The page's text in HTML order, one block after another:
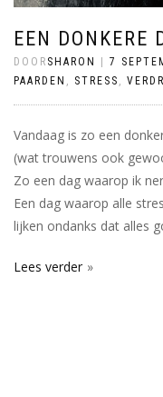
EEN DONKERE
DOOR SHARON | 7
PAARDEN
STRESS
Vandaag is zo een
(wat trouwens ook
Zo een dag waarop ik
Een dag waarop alle
lijken ondanks dat alles
Lees verder